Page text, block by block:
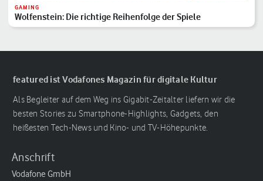
GAMING
Wolfenstein: Die richtige Reihenfolge der Spiele
featured ist Vodafones Magazin für digitale Kultur
Als Begleiter auf dem Weg ins Gigabit-Zeitalter liefern wir die
besten Stories zu Smartphone-Highlights, Gadgets, den
heißesten Tech-News und Kino- und TV-Höhepunkte.
Anschrift
Vodafone GmbH